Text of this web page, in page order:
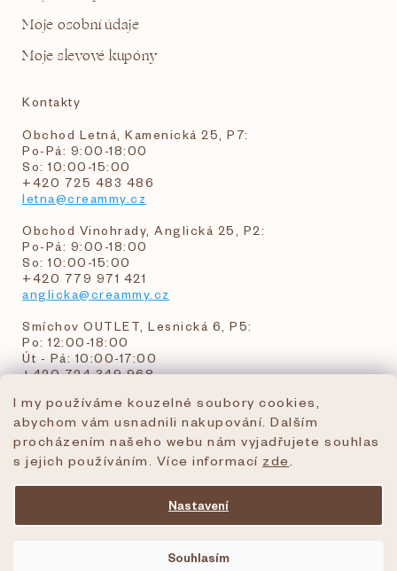
I my používáme kouzelné soubory cookies,
abychom vám usnadnili nakupování. Dalším
procházením našeho webu nám vyjadřujete souhlas
s jejich používáním. Více informací zde
Nastavení
Souhlasím
Moje osobní údaje
Moje slevové kupóny
Kontakty
Obchod Letná, Kamenická 25, P7:
Po-Pá: 9:00-18:00
So: 10:00-15:00
+420 725 483 486
letna@creammy.cz
Obchod Vinohrady, Anglická 25, P2:
Po-Pá: 9:00-18:00
So: 10:00-15:00
+420 779 971 421
anglicka@creammy.cz
Smíchov OUTLET, Lesnická 6, P5:
Po: 12:00-18:00
Út - Pá: 10:00-17:00
+420 724 349 968
objednavky@creammy.cz
tel:+420 724 349 968
creammy.cz